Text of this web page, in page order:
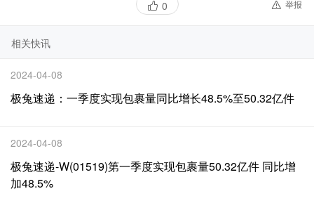
0 举报
相关快讯
2024-04-08
极兔速递：一季度实现包裹量同比增长48.5%至50.32亿件
2024-04-08
极兔速递-W(01519)第一季度实现包裹量50.32亿件 同比增
加48.5%